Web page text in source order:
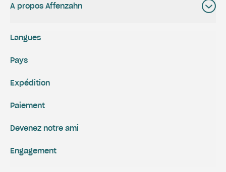
A propos Affenzahn
Expédition
Paiement
Engagement
Devenez notre ami
Langues
Pays